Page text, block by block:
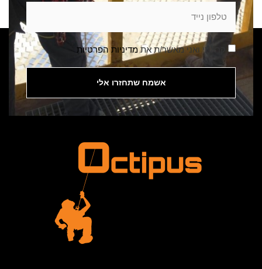
קראתי ואני מאשר/ת אתמדיניות הפרטיות
אשמח שתחזרו אלי